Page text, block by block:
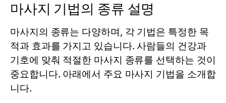
마사지 기법의 종류 설명
마사지의 종류는 다양하며, 각 기법은 특정한 목
적과 효과를 가지고 있습니다. 사람들의 건강과
기호에 맞춰 적절한 마사지 종류를 선택하는 것이
중요합니다. 아래에서 주요 마사지 기법을 소개합
니다.